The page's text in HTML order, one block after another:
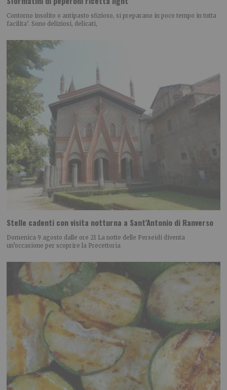
Contorno insolito o antipasto sfizioso, si preparano in poco tempo in tutta
facilita’. Sono deliziosi, delicati,
Stelle cadenti con visita notturna a Sant’Antonio di Ranverso
Domenica 9 agosto dalle ore 21 La notte delle Perseidi diventa
un’occasione per scoprire la Precettoria